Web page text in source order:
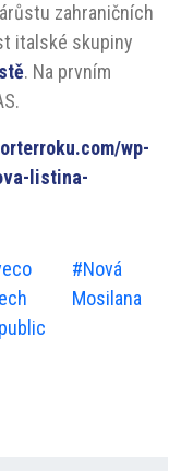
zahraničních
italské skupiny
. Na prvním
wp-
listina-
#Nová
Mosilana